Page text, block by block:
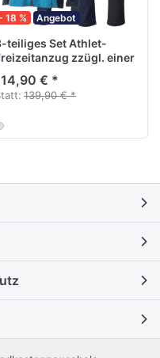
18 % Angebot
teiliges Set Athlet-
zzügl. einer
für Damen von
€ *
139,90 € *